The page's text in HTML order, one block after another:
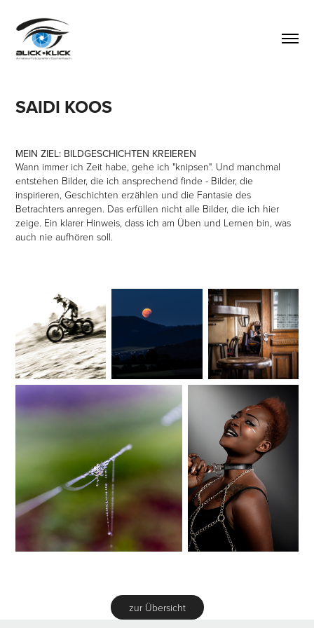
SAIDI KOOS
MEIN ZIEL: BILDGESCHICHTEN KREIEREN
Wann immer ich Zeit habe, gehe ich "knipsen". Und manchmal
entstehen Bilder, die ich ansprechend finde - Bilder, die
inspirieren, Geschichten erzählen und die Fantasie des
Betrachters anregen. Das erfüllen nicht alle Bilder, die ich hier
zeige. Ein klarer Hinweis, dass ich am Üben und Lernen bin, was
auch nie aufhören soll.
zur Übersicht